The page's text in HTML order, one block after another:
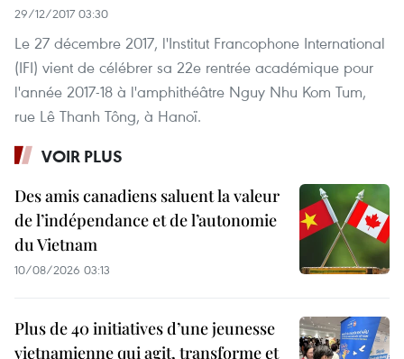
29/12/2017 03:30
Le 27 décembre 2017, l'Institut Francophone International
(IFI) vient de célébrer sa 22e rentrée académique pour
l'année 2017-18 à l'amphithéâtre Nguy Nhu Kom Tum,
rue Lê Thanh Tông, à Hanoï.
VOIR PLUS
Des amis canadiens saluent la valeur
de l’indépendance et de l’autonomie
du Vietnam
10/08/2026 03:13
Plus de 40 initiatives d’une jeunesse
vietnamienne qui agit, transforme et